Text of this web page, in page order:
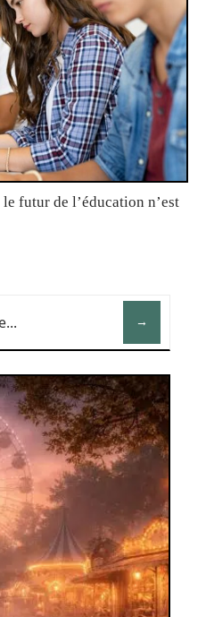
futur de l’éducation n’est